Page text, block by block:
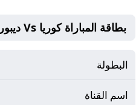
بطاقة المباراة كوريا Vs ديبورتيفو مينيرا
البطولة
اسم القناة